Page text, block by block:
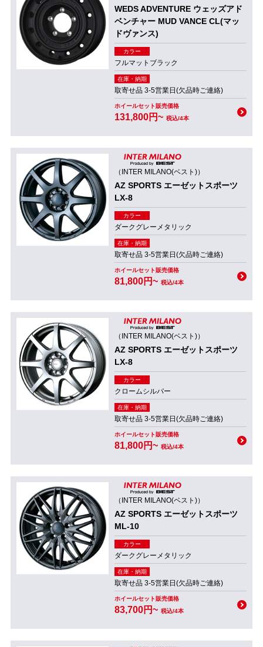
WEDS ADVENTURE ウェッズアド
ベンチャー MUD VANCE CL(マッ
ドヴァンス)
カラー
フルマットブラック
在庫・納期
取寄せ品 3-5営業日(欠品時ご連絡)
ホイールセット販売価格
131,800円~ 税込/4本
（INTER MILANO(ベスト)）
AZ SPORTS エーゼットスポーツ
LX-8
カラー
ダークグレーメタリック
在庫・納期
取寄せ品 3-5営業日(欠品時ご連絡)
ホイールセット販売価格
81,800円~ 税込/4本
（INTER MILANO(ベスト)）
AZ SPORTS エーゼットスポーツ
LX-8
カラー
クロームシルバー
在庫・納期
取寄せ品 3-5営業日(欠品時ご連絡)
ホイールセット販売価格
81,800円~ 税込/4本
（INTER MILANO(ベスト)）
AZ SPORTS エーゼットスポーツ
ML-10
カラー
ダークグレーメタリック
在庫・納期
取寄せ品 3-5営業日(欠品時ご連絡)
ホイールセット販売価格
83,700円~ 税込/4本